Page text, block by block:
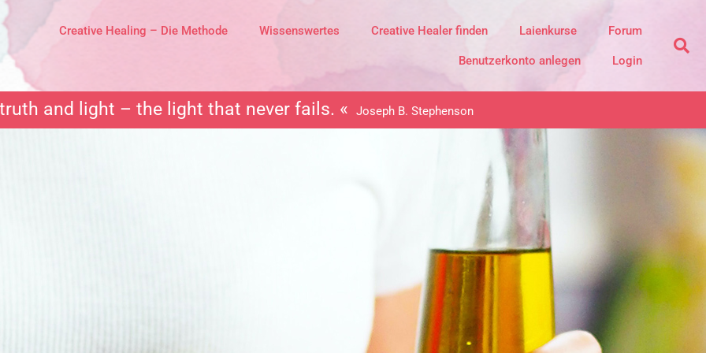
Creative Healing – Die Methode Wissenswertes Creative Healer finden Laienkurse Forum
Benutzerkonto anlegen Login
and light – the light that never fails. « Joseph B. Stephenson